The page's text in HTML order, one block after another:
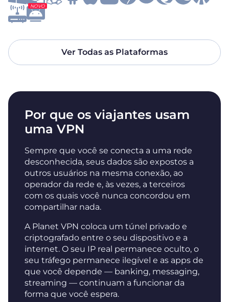
NOVO
Ver Todas as Plataformas
Por que os viajantes usam
uma VPN
Sempre que você se conecta a uma rede
desconhecida, seus dados são expostos a
outros usuários na mesma conexão, ao
operador da rede e, às vezes, a terceiros
com os quais você nunca concordou em
compartilhar nada.
A Planet VPN coloca um túnel privado e
criptografado entre o seu dispositivo e a
internet. O seu IP real permanece oculto, o
seu tráfego permanece ilegível e as apps de
que você depende — banking, messaging,
streaming — continuam a funcionar da
forma que você espera.